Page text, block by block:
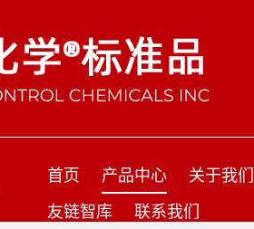
首页 产品中心 关于我们
友链智库
联系我们